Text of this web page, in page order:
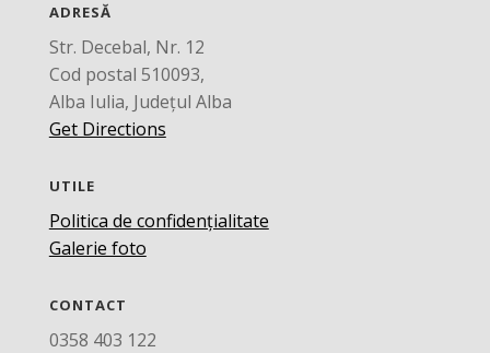
ADRESĂ
Str. Decebal, Nr. 12
Cod postal 510093,
Alba Iulia, Județul Alba
Get Directions
UTILE
Politica de confidențialitate
Galerie foto
CONTACT
0358 403 122